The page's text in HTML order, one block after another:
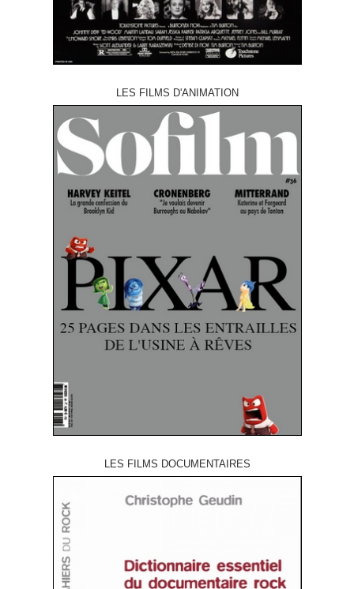
LES FILMS D'ANIMATION
LES FILMS DOCUMENTAIRES